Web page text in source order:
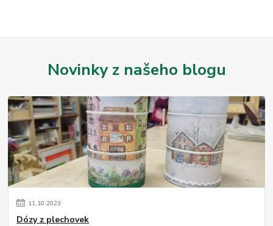
Novinky z našeho blogu
11.10.2023
Dózy z plechovek